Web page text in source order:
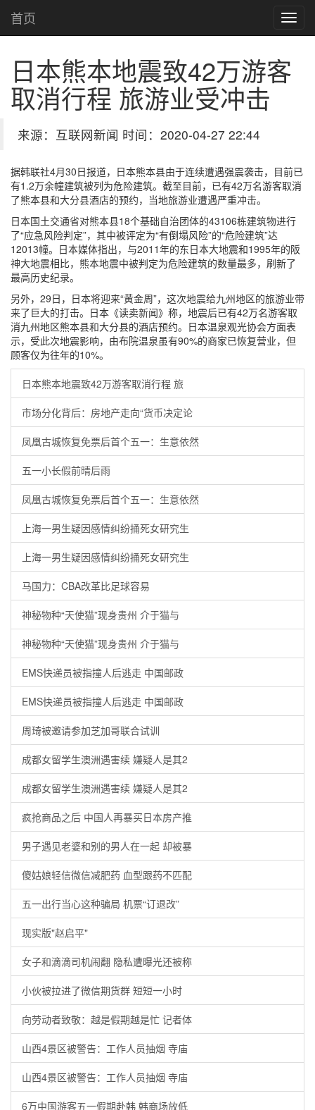
首页
日本熊本地震致42万游客
取消行程 旅游业受冲击
来源：互联网新闻 时间：2020-04-27 22:44
据韩联社4月30日报道，日本熊本县由于连续遭遇强震袭击，目前已
有1.2万余幢建筑被列为危险建筑。截至目前，已有42万名游客取消
了熊本县和大分县酒店的预约，当地旅游业遭遇严重冲击。
日本国土交通省对熊本县18个基础自治团体的43106栋建筑物进行
了“应急风险判定”，其中被评定为“有倒塌风险”的“危险建筑”达
12013幢。日本媒体指出，与2011年的东日本大地震和1995年的阪
神大地震相比，熊本地震中被判定为危险建筑的数量最多，刷新了
最高历史纪录。
另外，29日，日本将迎来“黄金周”，这次地震给九州地区的旅游业带
来了巨大的打击。日本《读卖新闻》称，地震后已有42万名游客取
消九州地区熊本县和大分县的酒店预约。日本温泉观光协会方面表
示，受此次地震影响，由布院温泉虽有90%的商家已恢复营业，但
顾客仅为往年的10%。
日本熊本地震致42万游客取消行程 旅
市场分化背后：房地产走向“货币决定论
凤凰古城恢复免票后首个五一：生意依然
五一小长假前晴后雨
凤凰古城恢复免票后首个五一：生意依然
上海一男生疑因感情纠纷捅死女研究生
上海一男生疑因感情纠纷捅死女研究生
马国力：CBA改革比足球容易
神秘物种“天使猫”现身贵州 介于猫与
神秘物种“天使猫”现身贵州 介于猫与
EMS快递员被指撞人后逃走 中国邮政
EMS快递员被指撞人后逃走 中国邮政
周琦被邀请参加芝加哥联合试训
成都女留学生澳洲遇害续 嫌疑人是其2
成都女留学生澳洲遇害续 嫌疑人是其2
疯抢商品之后 中国人再暴买日本房产推
男子遇见老婆和别的男人在一起 却被暴
傻姑娘轻信微信减肥药 血型跟药不匹配
五一出行当心这种骗局 机票“订退改”
现实版"赵启平"
女子和滴滴司机闹翻 隐私遭曝光还被称
小伙被拉进了微信期货群 短短一小时
向劳动者致敬：越是假期越是忙 记者体
山西4景区被警告：工作人员抽烟 寺庙
山西4景区被警告：工作人员抽烟 寺庙
6万中国游客五一假期赴韩 韩商场放低